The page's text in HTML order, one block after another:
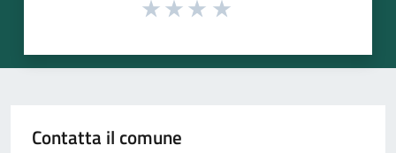
Contatta il comune